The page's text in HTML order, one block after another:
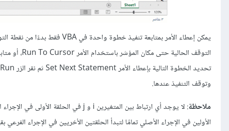
وتوقف التنفيذ عندها.
ملاحظة